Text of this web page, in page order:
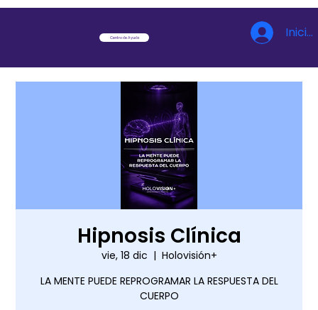
Centro de Ayuda
Hipnosis Clínica
vie, 18 dic
  |
Holovisión+
LA MENTE PUEDE REPROGRAMAR LA RESPUESTA DEL
CUERPO